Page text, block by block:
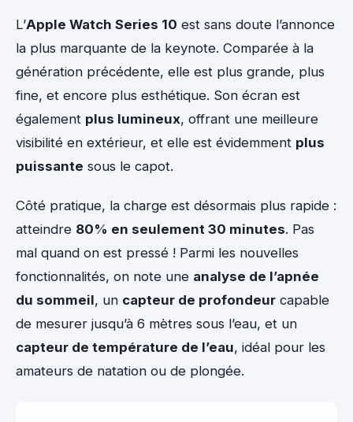
L’Apple Watch Series 10 est sans doute l’annonce
la plus marquante de la keynote. Comparée à la
génération précédente, elle est plus grande, plus
fine, et encore plus esthétique. Son écran est
également plus lumineux, offrant une meilleure
visibilité en extérieur, et elle est évidemment plus
puissante sous le capot.
Côté pratique, la charge est désormais plus rapide :
atteindre 80% en seulement 30 minutes. Pas
mal quand on est pressé ! Parmi les nouvelles
fonctionnalités, on note une analyse de l’apnée
du sommeil, un capteur de profondeur capable
de mesurer jusqu’à 6 mètres sous l’eau, et un
capteur de température de l’eau, idéal pour les
amateurs de natation ou de plongée.